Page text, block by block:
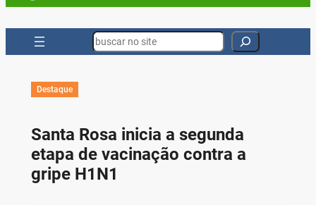
Search
Destaque
Santa Rosa inicia a segunda
etapa de vacinação contra a
gripe H1N1